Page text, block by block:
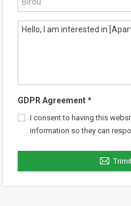
GDPR Agreement*
I consent to having this
information so they can